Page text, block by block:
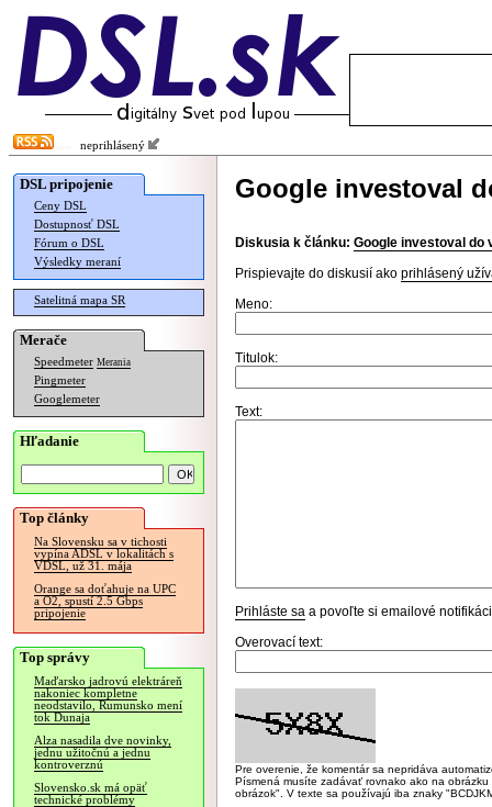
neprihlásený
DSL pripojenie
Ceny DSL
Dostupnosť DSL
Fórum o DSL
Výsledky meraní
Satelitná mapa SR
Merače
Speedmeter Merania
Pingmeter
Googlemeter
Hľadanie
Top články
Na Slovensku sa v tichosti
vypína ADSL v lokalitách s
VDSL, už 31. mája
Orange sa doťahuje na UPC
a O2, spustí 2.5 Gbps
pripojenie
Top správy
Maďarsko jadrovú elektráreň
nakoniec kompletne
neodstavilo, Rumunsko mení
tok Dunaja
Alza nasadila dve novinky,
jednu užitočnú a jednu
kontroverznú
Slovensko.sk má opäť
technické problémy
Google investoval
Diskusia k článku: Google investoval do
Prispievajte do diskusií ako prihlásený
Meno:
Titulok:
Text:
Prihláste sa a povoľte si emailové
Overovací text:
Pre overenie, že komentár sa nepridáva
Písmená musíte zadávať rovnako ako na
obrázok". V texte sa používajú iba znaky